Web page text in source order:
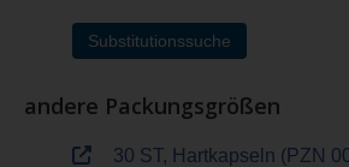
Substitutionssuche
andere Packungsgrößen
30 ST, Hartkapseln (PZN